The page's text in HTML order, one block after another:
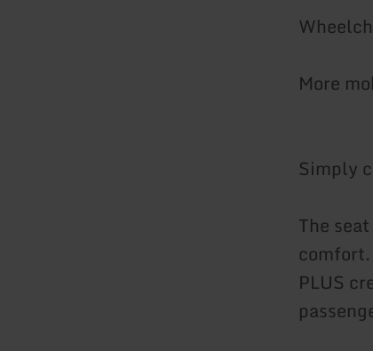
More
Simply
The
PLUS